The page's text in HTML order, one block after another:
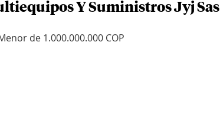
Y Suministros Jyj Sas
de 1.000.000.000 COP